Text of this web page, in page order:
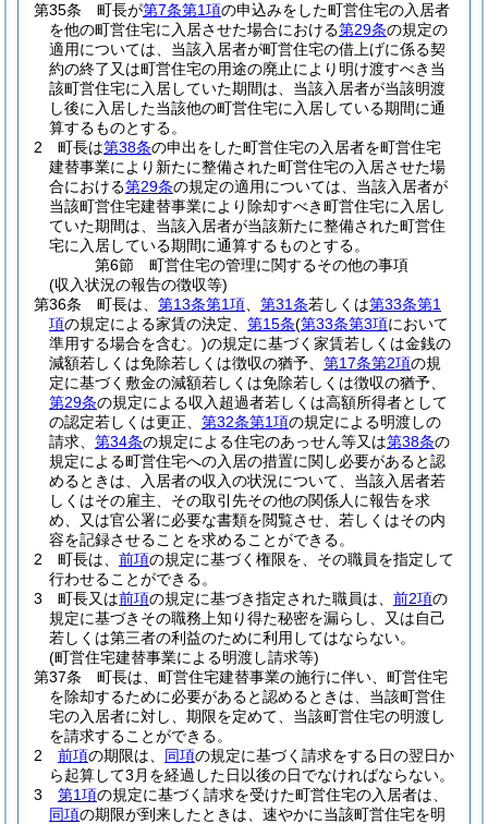
第35条
町長が第7条第1項の申込みをした町営住宅の入居者
を他の町営住宅に入居させた場合における第29条の規定の
適用については、当該入居者が町営住宅の借上げに係る契
約の終了又は町営住宅の用途の廃止により明け渡すべき当
該町営住宅に入居していた期間は、当該入居者が当該明渡
し後に入居した当該他の町営住宅に入居している期間に通
算するものとする。
2
町長は第38条の申出をした町営住宅の入居者を町営住宅
建替事業により新たに整備された町営住宅の入居させた場
合における第29条の規定の適用については、当該入居者が
当該町営住宅建替事業により除却すべき町営住宅に入居し
ていた期間は、当該入居者が当該新たに整備された町営住
宅に入居している期間に通算するものとする。
第6節
町営住宅の管理に関するその他の事項
(収入状況の報告の徴収等)
第36条
町長は、 第13条第1項 第31条若しくは第33条第1
項の規定による家賃の決定、 第15条(第33条第3項において
準用する場合を含む。)の規定に基づく家賃若しくは金銭の
減額若しくは免除若しくは徴収の猶予、 第17条第2項の規
定に基づく敷金の減額若しくは免除若しくは徴収の猶予、
第29条の規定による収入超過者若しくは高額所得者として
の認定若しくは更正、 第32条第1項の規定による明渡しの
請求、 第34条の規定による住宅のあっせん等又は第38条の
規定による町営住宅への入居の措置に関し必要があると認
めるときは、入居者の収入の状況について、当該入居者若
しくはその雇主、その取引先その他の関係人に報告を求
め、又は官公署に必要な書類を閲覧させ、若しくはその内
容を記録させることを求めることができる。
2
町長は、 前項の規定に基づく権限を、その職員を指定して
行わせることができる。
3
町長又は前項の規定に基づき指定された職員は、 前2項の
規定に基づきその職務上知り得た秘密を漏らし、又は自己
若しくは第三者の利益のために利用してはならない。
(町営住宅建替事業による明渡し請求等)
第37条
町長は、町営住宅建替事業の施行に伴い、町営住宅
を除却するために必要があると認めるときは、当該町営住
宅の入居者に対し、期限を定めて、当該町営住宅の明渡し
を請求することができる。
2
前項の期限は、 同項の規定に基づく請求をする日の翌日か
ら起算して3月を経過した日以後の日でなければならない。
3
第1項の規定に基づく請求を受けた町営住宅の入居者は、
同項の期限が到来したときは、速やかに当該町営住宅を明